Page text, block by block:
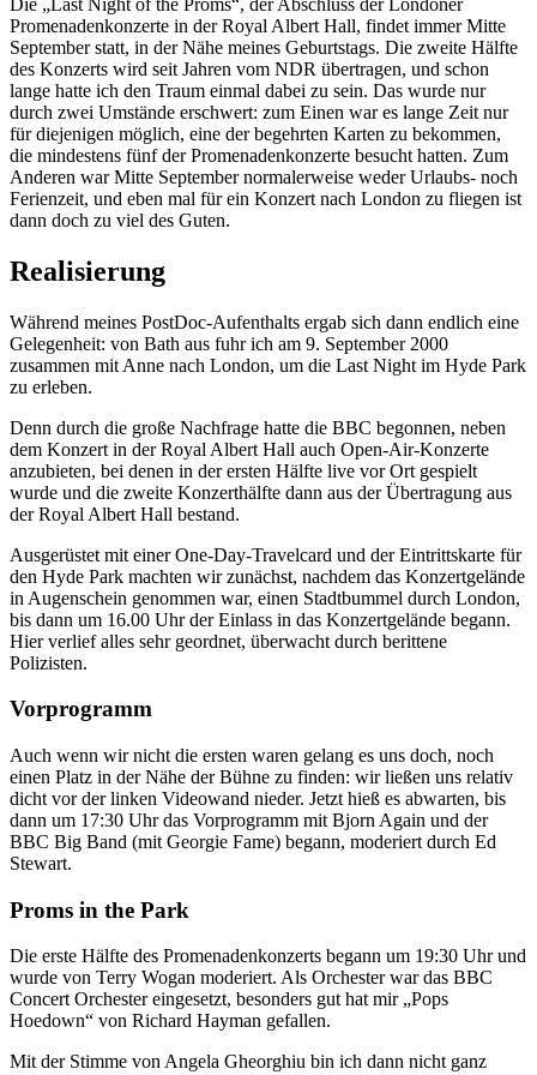
Promenadenkonzerte in der Royal Albert Hall, findet immer Mitte
September statt, in der Nähe meines Geburtstags. Die zweite Hälfte
des Konzerts wird seit Jahren vom NDR übertragen, und schon
lange hatte ich den Traum einmal dabei zu sein. Das wurde nur
durch zwei Umstände erschwert: zum Einen war es lange Zeit nur
für diejenigen möglich, eine der begehrten Karten zu bekommen,
die mindestens fünf der Promenadenkonzerte besucht hatten. Zum
Anderen war Mitte September normalerweise weder Urlaubs- noch
Ferienzeit, und eben mal für ein Konzert nach London zu fliegen ist
dann doch zu viel des Guten.
Realisierung
Während meines PostDoc-Aufenthalts ergab sich dann endlich eine
Gelegenheit: von Bath aus fuhr ich am 9. September 2000
zusammen mit Anne nach London, um die Last Night im Hyde Park
zu erleben.
Denn durch die große Nachfrage hatte die BBC begonnen, neben
dem Konzert in der Royal Albert Hall auch Open-Air-Konzerte
anzubieten, bei denen in der ersten Hälfte live vor Ort gespielt
wurde und die zweite Konzerthälfte dann aus der Übertragung aus
der Royal Albert Hall bestand.
Ausgerüstet mit einer One-Day-Travelcard und der Eintrittskarte für
den Hyde Park machten wir zunächst, nachdem das Konzertgelände
in Augenschein genommen war, einen Stadtbummel durch London,
bis dann um 16.00 Uhr der Einlass in das Konzertgelände begann.
Hier verlief alles sehr geordnet, überwacht durch berittene
Polizisten.
Vorprogramm
Auch wenn wir nicht die ersten waren gelang es uns doch, noch
einen Platz in der Nähe der Bühne zu finden: wir ließen uns relativ
dicht vor der linken Videowand nieder. Jetzt hieß es abwarten, bis
dann um 17:30 Uhr das Vorprogramm mit Bjorn Again und der
BBC Big Band (mit Georgie Fame) begann, moderiert durch Ed
Stewart.
Proms in the Park
Die erste Hälfte des Promenadenkonzerts begann um 19:30 Uhr und
wurde von Terry Wogan moderiert. Als Orchester war das BBC
Concert Orchester eingesetzt, besonders gut hat mir „Pops
Hoedown“ von Richard Hayman gefallen.
Mit der Stimme von Angela Gheorghiu bin ich dann nicht ganz